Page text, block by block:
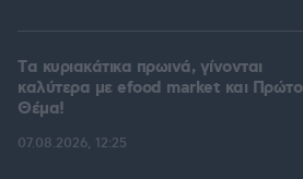
Tα κυριακάτικα πρωινά, γίνονται
καλύτερα με efood market και Πρώτο
Θέμα!
07.08.2026, 12:25